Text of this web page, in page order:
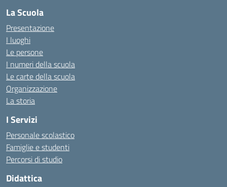
La Scuola
Presentazione
I luoghi
Le persone
I numeri della scuola
Le carte della scuola
Organizzazione
La storia
I Servizi
Personale scolastico
Famiglie e studenti
Percorsi di studio
Didattica